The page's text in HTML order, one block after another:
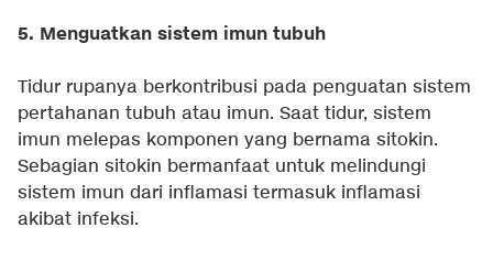
5. Menguatkan sistem imun tubuh
Tidur rupanya berkontribusi pada penguatan sistem
pertahanan tubuh atau imun. Saat tidur, sistem
imun melepas komponen yang bernama sitokin.
Sebagian sitokin bermanfaat untuk melindungi
sistem imun dari inflamasi termasuk inflamasi
akibat infeksi.